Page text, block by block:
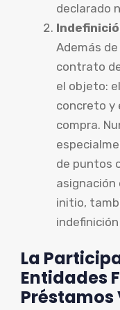
declarado
Además
contrato
el objeto:
concreto y
compra.
de puntos
initio,
La
Entidades